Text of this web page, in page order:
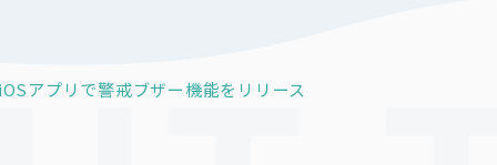
アプリで警戒ブザー機能をリリース